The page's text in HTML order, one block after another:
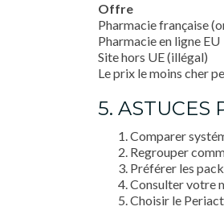
Offre
Pharmacie française
Pharmacie en ligne EU
Site hors UE (illégal)
Le prix le moins cher
5. ASTUCES
Comparer
Regrouper
Préférer les
Consulter votre
Choisir le